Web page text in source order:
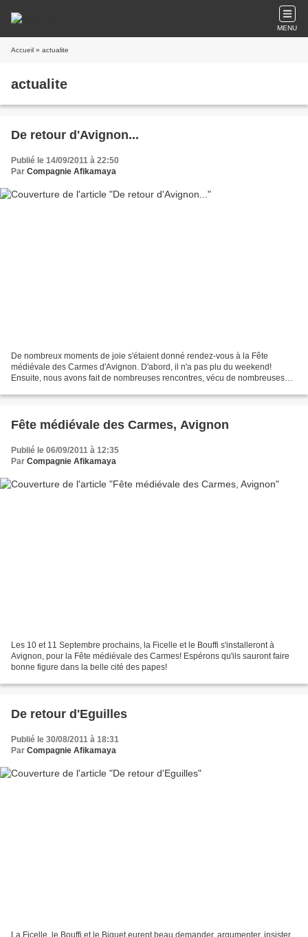
MENU
Accueil » actualite
actualite
De retour d'Avignon...
Publié le 14/09/2011 à 22:50
Par Compagnie Afikamaya
De nombreux moments de joie s'étaient donné rendez-vous à la Fête
médiévale des Carmes d'Avignon. D'abord, il n'a pas plu du weekend!
Ensuite, nous avons fait de nombreuses rencontres, vécu de nombreuses
Fête médiévale des Carmes, Avignon
Publié le 06/09/2011 à 12:35
Par Compagnie Afikamaya
Les 10 et 11 Septembre prochains, la Ficelle et le Bouffi s'installeront à
Avignon, pour la Fête médiévale des Carmes! Espérons qu'ils sauront faire
bonne figure dans la belle cité des papes!
De retour d'Eguilles
Publié le 30/08/2011 à 18:31
Par Compagnie Afikamaya
La Ficelle, le Bouffi et le Biquet eurent beau demander, argumenter, insister,